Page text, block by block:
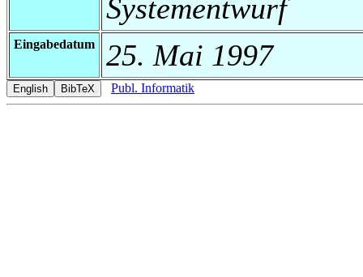
Systementwurf
Eingabedatum 25. Mai 1997
Publ. Informatik